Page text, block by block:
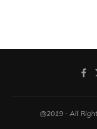
@2019 - All